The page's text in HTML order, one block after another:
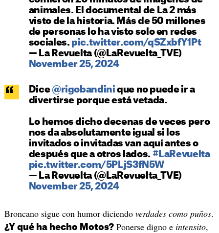
animales. El documental de La 2 más
visto de la historia. Más de 50 millones
de personas lo ha visto solo en redes
sociales. pic.twitter.com/qSZxbfY1Pt
— La Revuelta (@LaRevuelta_TVE)
November 25, 2024
Dice @rigobandini que no puede ir a
divertirse porque está vetada.
Lo hemos dicho decenas de veces pero
nos da absolutamente igual si los
invitados o invitadas van aquí antes o
después que a otros lados. #LaRevuelta
pic.twitter.com/5PLjS3fN5W
— La Revuelta (@LaRevuelta_TVE)
November 25, 2024
Broncano sigue con humor diciendo verdades como puños.
¿Y qué ha hecho Motos?Ponerse digno e intensito,